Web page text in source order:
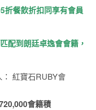
折餐飲折扣同享有會員
配到朗廷卓逸會會籍，
紅寶石RUBY會
會籍積